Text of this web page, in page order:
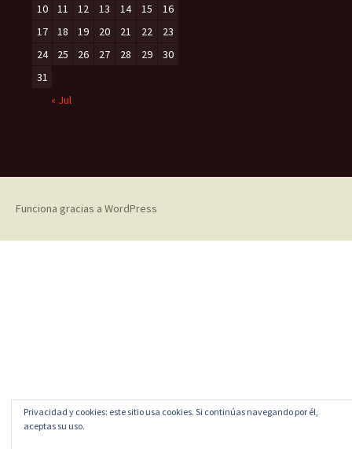
10
11 12 13 14 15
16
17
18 19 20 21 22
23
24
25 26 27 28 29
30
31
« Jul
Funciona gracias a WordPress
Privacidad y cookies: este sitio usa cookies. Si continúas navegando por él,
aceptas su uso.